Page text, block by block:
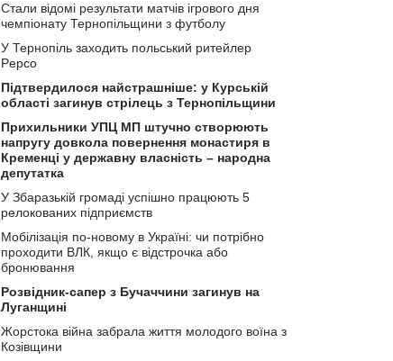
Стали відомі результати матчів ігрового дня
чемпіонату Тернопільщини з футболу
У Тернопіль заходить польський ритейлер
Pepco
Підтвердилося найстрашніше: у Курській
області загинув стрілець з Тернопільщини
Прихильники УПЦ МП штучно створюють
напругу довкола повернення монастиря в
Кременці у державну власність – народна
депутатка
У Збаразькій громаді успішно працюють 5
релокованих підприємств
Мобілізація по-новому в Україні: чи потрібно
проходити ВЛК, якщо є відстрочка або
бронювання
Розвідник-сапер з Бучаччини загинув на
Луганщині
Жорстока війна забрала життя молодого воїна з
Козівщини